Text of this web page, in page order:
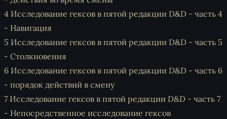
4 Исследование гексов в пятой редакции D&D - часть 4
- Навигация
5 Исследование гексов в пятой редакции D&D - часть 5
- Столкновения
6 Исследование гексов в пятой редакции D&D - часть 6
- порядок действий в смену
7 Исследование гексов в пятой редакции D&D - часть 7
- Непосредственное исследование гексов